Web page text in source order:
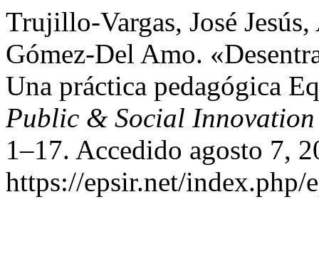
Trujillo-Vargas, José
Gómez-Del Amo.
Una práctica pedagógica
Public & Social Innovation
1–17. Accedido agosto 7,
https://epsir.net/